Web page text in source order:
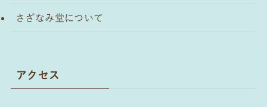
さざなみ堂について
アクセス